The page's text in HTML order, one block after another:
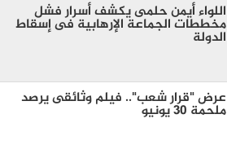
اللواء أيمن حلمى يكشف أسرار فشل
مخططات الجماعة الإرهابية فى إسقاط
الدولة
عرض "قرار شعب".. فيلم وثائقى يرصد
ملحمة 30 يونيو